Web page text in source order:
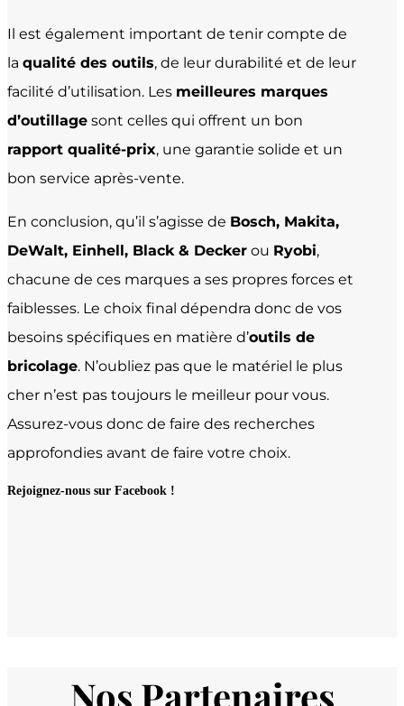
Il est également important de tenir compte de
la qualité des outils, de leur durabilité et de leur
facilité d’utilisation. Les meilleures marques
d’outillage sont celles qui offrent un bon
rapport qualité-prix, une garantie solide et un
bon service après-vente.
En conclusion, qu’il s’agisse de Bosch, Makita,
DeWalt, Einhell, Black & Decker ou Ryobi,
chacune de ces marques a ses propres forces et
faiblesses. Le choix final dépendra donc de vos
besoins spécifiques en matière d’outils de
bricolage. N’oubliez pas que le matériel le plus
cher n’est pas toujours le meilleur pour vous.
Assurez-vous donc de faire des recherches
approfondies avant de faire votre choix.
Rejoignez-nous sur Facebook !
Nos Partenaires